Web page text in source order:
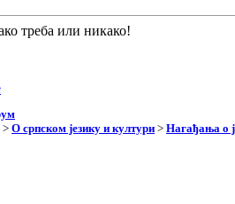
треба или никако!
> О српском језику и култури > Нагађања о